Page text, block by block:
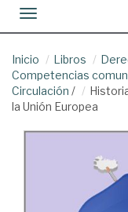
Toggle navigation
Inicio Libros
Competencias
Circulación /
la Unión Europea